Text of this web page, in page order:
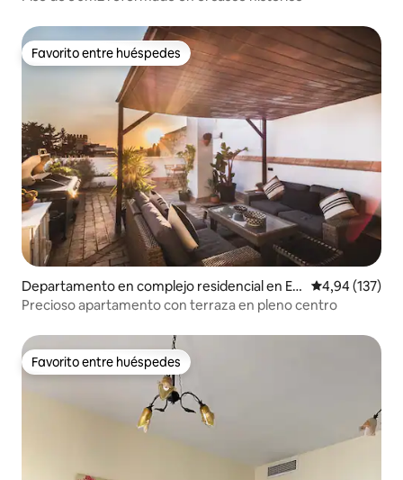
Favorito entre huéspedes
Favorito entre huéspedes
Departamento en complejo residencial en El
Puerto de Santa María
Calificación
4,94 (137)
Precioso apartamento con terraza en pleno centro
Favorito entre huéspedes
Favorito entre huéspedes